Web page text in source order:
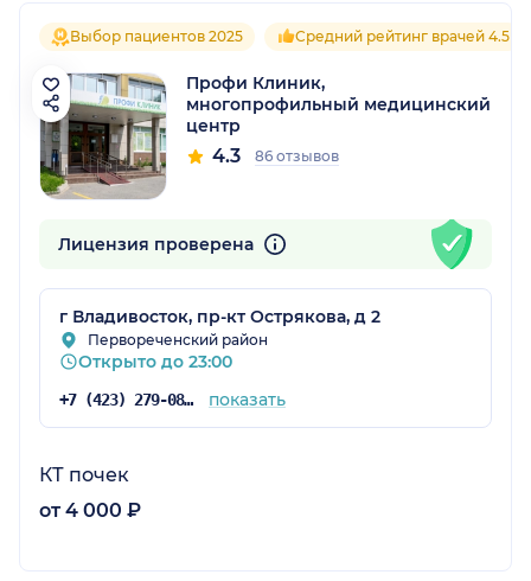
Выбор пациентов 2025 Средний рейтинг врачей 4.5
Профи Клиник,
многопрофильный медицинский
центр
4.3 86 отзывов
Лицензия проверена
г Владивосток, пр-кт Острякова, д 2
Первореченский район
Открыто до 23:00
+7 (423) 279-08-92 показать
КТ почек
от 4 000 ₽